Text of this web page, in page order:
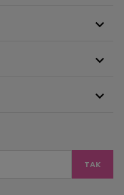


